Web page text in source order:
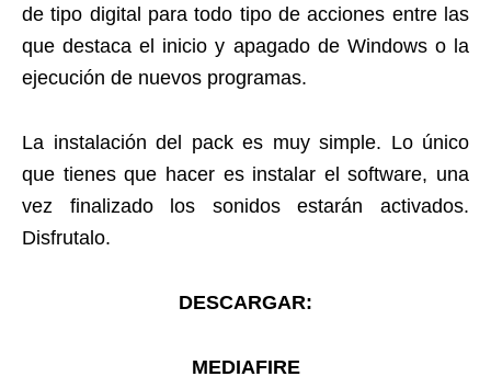
de tipo digital para todo tipo de acciones entre las
que destaca el inicio y apagado de Windows o la
ejecución de nuevos programas.
La instalación del pack es muy simple. Lo único
que tienes que hacer es instalar el software, una
vez finalizado los sonidos estarán activados.
Disfrutalo.
DESCARGAR:
MEDIAFIRE